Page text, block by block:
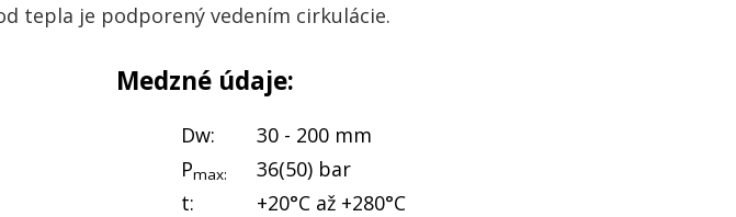
tepla je podporený vedením cirkulácie.
Medzné údaje:
Dw:
30 - 200 mm
Pmax:
36(50) bar
t:
+20°C až +280°C